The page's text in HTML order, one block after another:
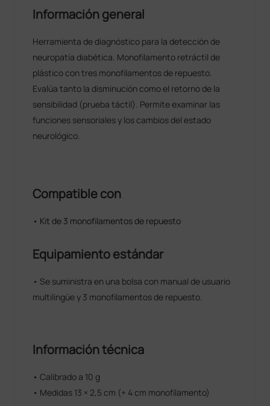
Información general
Herramienta de diagnóstico para la detección de
neuropatía diabética. Monofilamento retráctil de
plástico con tres monofilamentos de repuesto.
Evalúa tanto la disminución como el retorno de la
sensibilidad (prueba táctil). Permite examinar las
funciones sensoriales y los cambios del estado
neurológico.
Compatible con
• Kit de 3 monofilamentos de repuesto
Equipamiento estándar
• Se suministra en una bolsa con manual de usuario
multilingüe y 3 monofilamentos de repuesto.
Información técnica
• Calibrado a 10 g
• Medidas 13 × 2,5 cm (+ 4 cm monofilamento)